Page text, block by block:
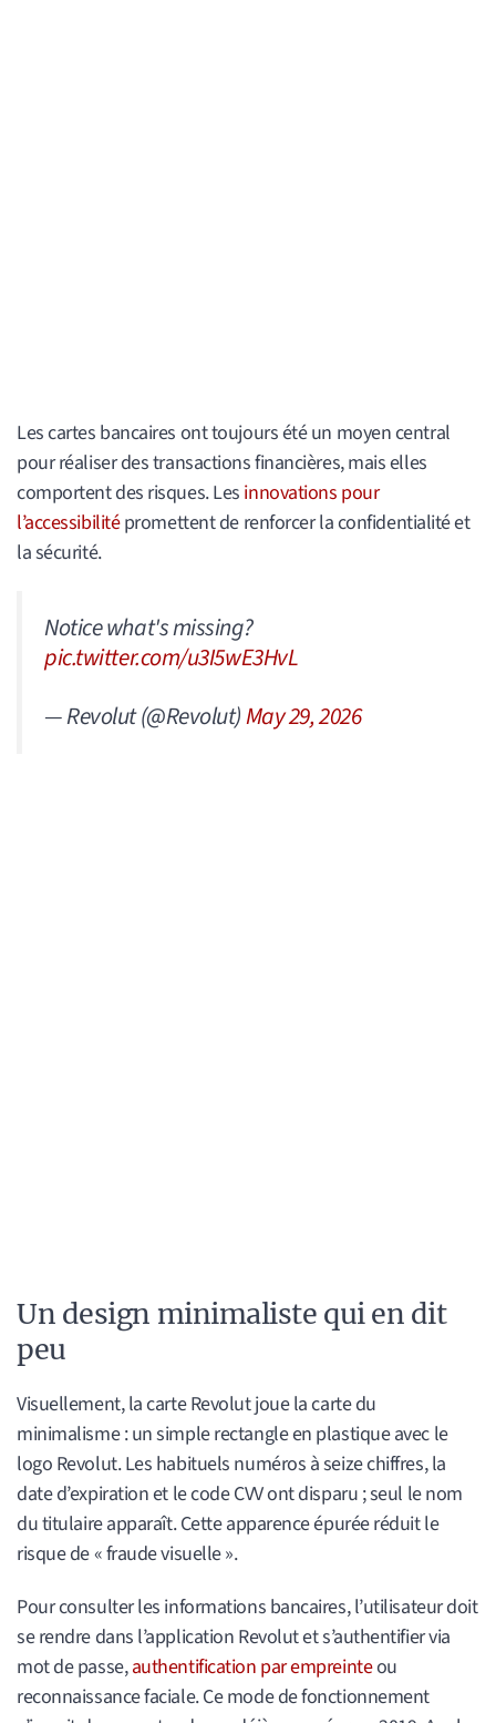
Les cartes bancaires ont toujours été un moyen central
pour réaliser des transactions financières, mais elles
comportent des risques. Les innovations pour
l’accessibilitépromettent de renforcer la confidentialité et
la sécurité.
Notice what's missing?
pic.twitter.com/u3I5wE3HvL
— Revolut (@Revolut)May 29, 2026
Un design minimaliste qui en dit
peu
Visuellement, la carte Revolut joue la carte du
minimalisme : un simple rectangle en plastique avec le
logo Revolut. Les habituels numéros à seize chiffres, la
date d’expiration et le code CVV ont disparu ; seul le nom
du titulaire apparaît. Cette apparence épurée réduit le
risque de « fraude visuelle ».
Pour consulter les informations bancaires, l’utilisateur doit
se rendre dans l’application Revolut et s’authentifier via
mot de passe,authentification par empreinteou
reconnaissance faciale. Ce mode de fonctionnement